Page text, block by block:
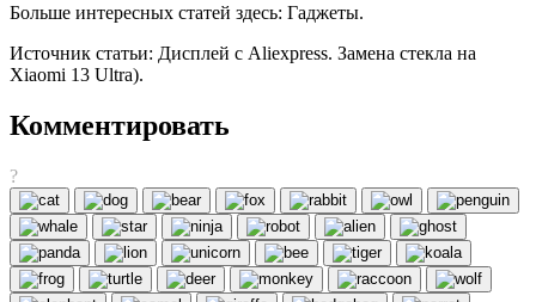
Больше интересных статей здесь: Гаджеты.
Источник статьи: Дисплей с Aliexpress. Замена стекла на
Xiaomi 13 Ultra).
Комментировать
?